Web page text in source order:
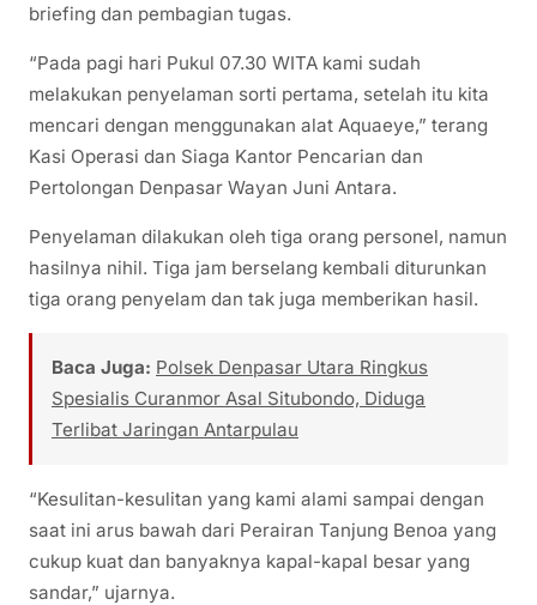
briefing dan pembagian tugas.
“Pada pagi hari Pukul 07.30 WITA kami sudah
melakukan penyelaman sorti pertama, setelah itu kita
mencari dengan menggunakan alat Aquaeye,” terang
Kasi Operasi dan Siaga Kantor Pencarian dan
Pertolongan Denpasar Wayan Juni Antara.
Penyelaman dilakukan oleh tiga orang personel, namun
hasilnya nihil. Tiga jam berselang kembali diturunkan
tiga orang penyelam dan tak juga memberikan hasil.
Baca Juga: Polsek Denpasar Utara Ringkus
Spesialis Curanmor Asal Situbondo, Diduga
Terlibat Jaringan Antarpulau
“Kesulitan-kesulitan yang kami alami sampai dengan
saat ini arus bawah dari Perairan Tanjung Benoa yang
cukup kuat dan banyaknya kapal-kapal besar yang
sandar,” ujarnya.